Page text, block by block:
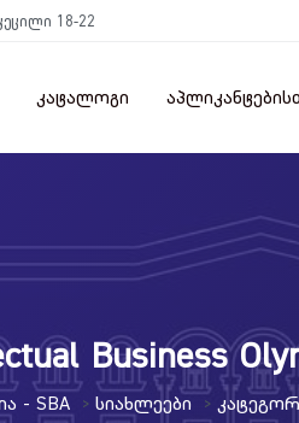
18-22
კატალოგი
Business
- SBA > Სიახლეები >